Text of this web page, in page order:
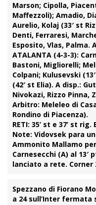
Marson; Cipolla,
Maffezzoli); Amadio,
Aurelio, Kolaj (33′ st
Denti, Ferraresi,
Esposito, Vlas, Palma.
ATALANTA (4-3-3):
Bastoni, Migliorelli;
Colpani; Kulusevski
(42′ st Elia). A disp.:
Nivokazi, Rizzo Pinna,
Arbitro: Meleleo di
Rondino di Piacenza).
RETI: 35’ st e 37’ st rig.
Note: Vidovsek para
Ammonito Mallamo
Carnesecchi (A) al 13′
lanciato a rete. Corner
Spezzano di Fiorano
a 24 sull’Inter fermata